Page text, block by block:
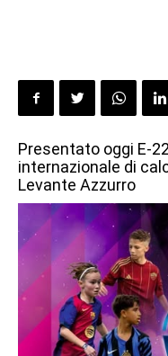
Presentato oggi E-
internazionale di
Levante Azzurro